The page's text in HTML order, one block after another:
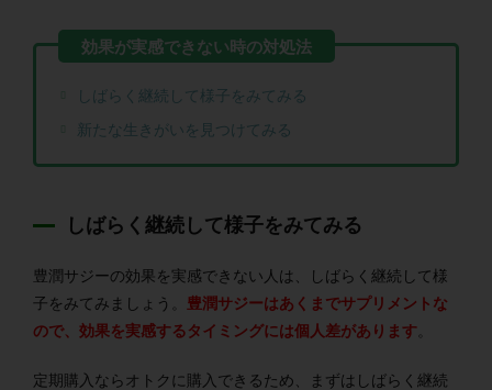
しばらく継続して様子をみてみる
新たな生きがいを見つけてみる
しばらく継続して様子をみてみる
豊潤サジーの効果を実感できない人は、しばらく継続して様
子をみてみましょう。 豊潤サジーはあくまでサプリメントな
ので、効果を実感するタイミングには個人差があります
定期購入ならオトクに購入できるため、まずはしばらく継続